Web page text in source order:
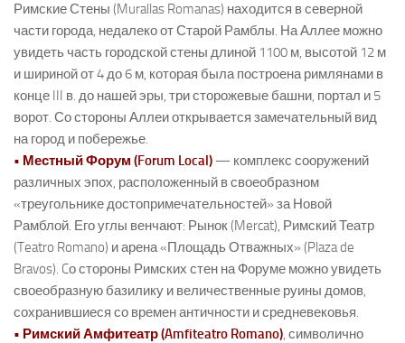
Римские Стены (Murallas Romanas) находится в северной
части города, недалеко от Старой Рамблы. На Аллее можно
увидеть часть городской стены длиной 1100 м, высотой 12 м
и шириной от 4 до 6 м, которая была построена римлянами в
конце III в. до нашей эры, три сторожевые башни, портал и 5
ворот. Со стороны Аллеи открывается замечательный вид
на город и побережье.
• Местный Форум (Forum Local) — комплекс сооружений
различных эпох, расположенный в своеобразном
«треугольнике достопримечательностей» за Новой
Рамблой. Его углы венчают: Рынок (Mercat), Римский Театр
(Teatro Romano) и арена «Площадь Отважных» (Plaza de
Bravos). Cо стороны Римских стен на Форуме можно увидеть
своеобразную базилику и величественные руины домов,
сохранившиеся со времен античности и средневековья.
• Римский Амфитеатр (Amfiteatro Romano), символично